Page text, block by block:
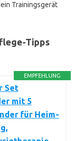
Trainingsgerät
Tipps
EMPFEHLUNG
Set
mit 5
für Heim-